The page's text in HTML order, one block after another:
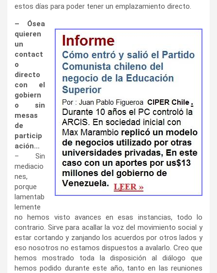
estos días para poder tener un emplazamiento directo.
– Ósea
quieren
un
contact
o
directo
con el
gobiern
o sin
mesas
de
particip
ación…
– Sin
mediacio
nes,
porque
lamentab
lemente
no hemos visto avances en esas instancias, todo lo
contrario. Sirve para acallar la voz del movimiento social y
estar cortando y zanjando los acuerdos por otros lados y
eso nosotros no estamos dispuestos a avalarlo. Creo que
hemos mostrado toda la disposición al diálogo que
hemos podido durante este año, tanto en las reuniones